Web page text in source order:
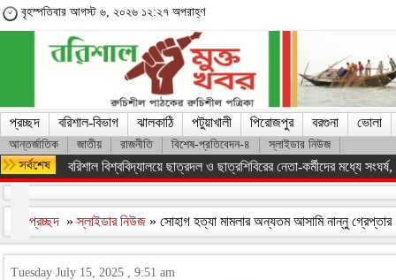
বৃহস্পতিবার আগস্ট ৬, ২০২৬ ১২:২৭ অপরাহ্ণ
প্রচ্ছদ বরিশাল-বিভাগ ঝালকাঠি পটুয়াখালী পিরোজপুর বরগুনা ভোলা
আন্তর্জাতিক জাতীয় রাজনীতি বিশেষ-প্রতিবেদন-৪ স্লাইডার নিউজ
বরিশাল বিশ্ববিদ্যালয়ে ছাত্রদল ও ছাত্রশিবিরের নেতা-কর্মীদের মধ্যে সংঘর্ষ,
প্রচ্ছদ »স্লাইডার নিউজ » সোহাগ হত্যা মামলার অন্যতম আসামি নান্নু গ্রেপ্তার
Tuesday July 15, 2025 , 9:51 am